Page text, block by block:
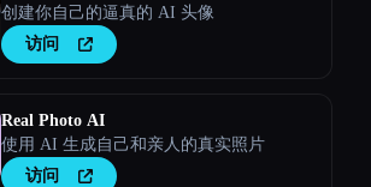
创建你自己的逼真的 AI 头像
访问
Real Photo AI
使用 AI 生成自己和亲人的真实照片
访问